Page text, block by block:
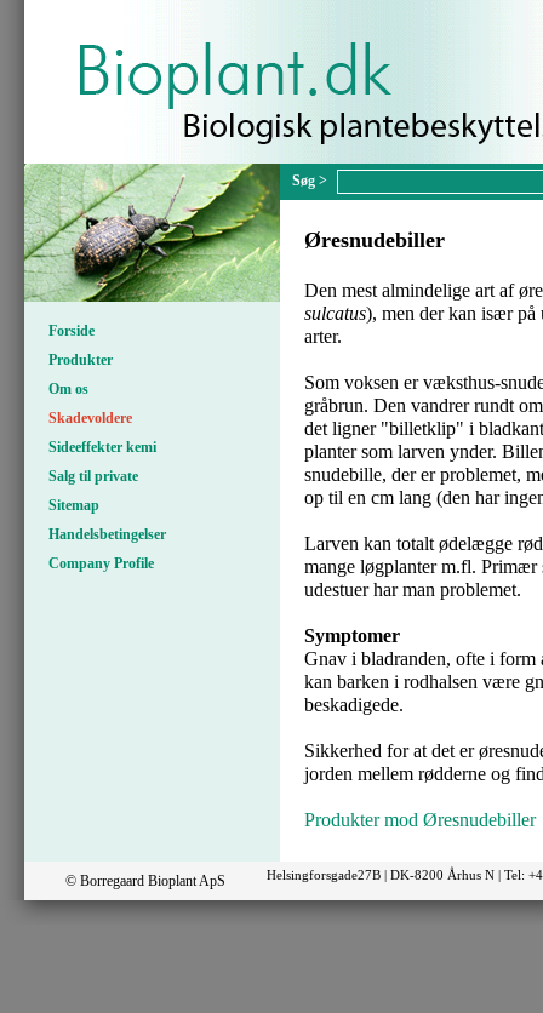
Forside
Produkter
Om os
Skadevoldere
Sideeffekter kemi
Salg til private
Sitemap
Handelsbetingelser
Company Profile
Øresnudebiller
Den mest almindelige art af
sulcatus), men der kan især på
arter.
Som voksen er væksthus-
gråbrun. Den vandrer rundt
det ligner "billetklip" i
planter som larven ynder.
snudebille, der er problemet,
op til en cm lang (den har
Larven kan totalt ødelægge
mange løgplanter m.fl. Primær
udestuer har man problemet.
Symptomer
Gnav i bladranden, ofte i
kan barken i rodhalsen være
beskadigede.
Sikkerhed for at det er
jorden mellem rødderne og
Produkter mod Øresnudebiller
© Borregaard Bioplant ApS Helsingforsgade27B | DK-8200 Århus N | Tel: